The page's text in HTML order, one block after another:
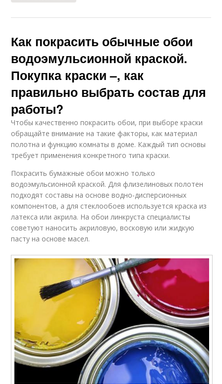
Как покрасить обычные обои
водоэмульсионной краской.
Покупка краски –, как
правильно выбрать состав для
работы?
Чтобы качественно покрасить обои, при выборе краски
обращайте внимание на такие факторы, как материал
полотна и функцию комнаты в доме. Каждый тип основы
требует применения конкретного типа краски.
Покрасить бумажные обои можно только
водоэмульсионной краской. Для флизелиновых полотен
подходят составы на основе водно-дисперсионных
компонентов, а для стеклообоев используется краска из
латекса или акрила. На обои линкруста специалисты
советуют наносить акриловую, восковую или жидкую
пасту на основе масел.